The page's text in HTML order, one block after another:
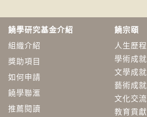
饒學研究基金介紹
組織介紹
獎助項目
如何申請
饒學聯滙
推薦閱讀
饒宗頤
人生歷程
學術成就
文學成就
藝術成就
文化交流
教育貢獻